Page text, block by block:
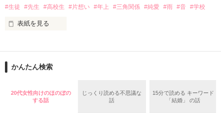
ふたりの出会いと日常のショートストーリー
なにひとつ、いらないから
ただほんの少しでいい
私が必要なんだって
#生徒 #先生 #高校生 #片想い #年上 #三角関係 #純愛 #雨 #音 #学校
表紙を見る
黒板に当たるチョークの音
チャイムの音
かんたん検索
20代女性向けのほのぼの
する話
じっくり読める不思議な
話
15分で読める キーワード
「結婚」 の話